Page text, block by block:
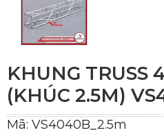
KHUNG TRUSS
(KHÚC 2.5M)
Mã: VS4040B_2.5m